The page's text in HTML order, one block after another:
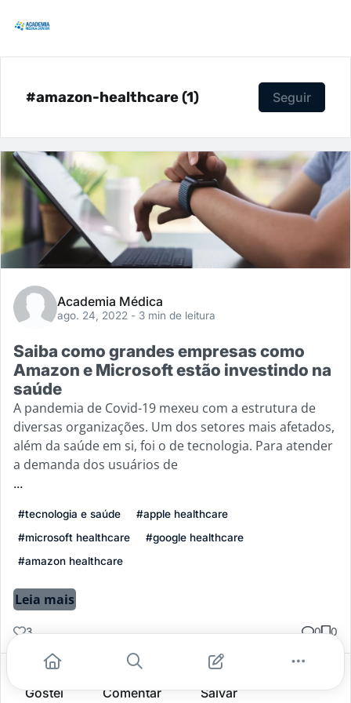
#amazon-healthcare (1) Seguir
Academia Médica
ago. 24, 2022 - 3 min de leitura
Saiba como grandes empresas como
Amazon e Microsoft estão investindo na
saúde
A pandemia de Covid-19 mexeu com a estrutura de
diversas organizações. Um dos setores mais afetados,
além da saúde em si, foi o de tecnologia. Para atender
a demanda dos usuários de
...
#tecnologia e saúde
#apple healthcare
#microsoft healthcare
#google healthcare
#amazon healthcare
Leia mais
3 0 0
Gostei Comentar Salvar